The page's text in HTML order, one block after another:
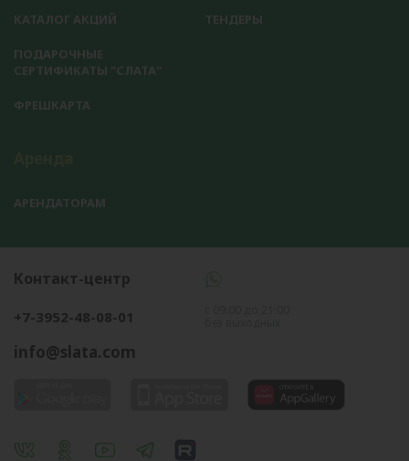
КАТАЛОГ АКЦИЙ
ПОДАРОЧНЫЕ
СЕРТИФИКАТЫ "СЛАТА"
ФРЕШКАРТА
ТЕНДЕРЫ
АРЕНДАТОРАМ
Контакт-центр
+7-3952-48-08-01
info@slata.com